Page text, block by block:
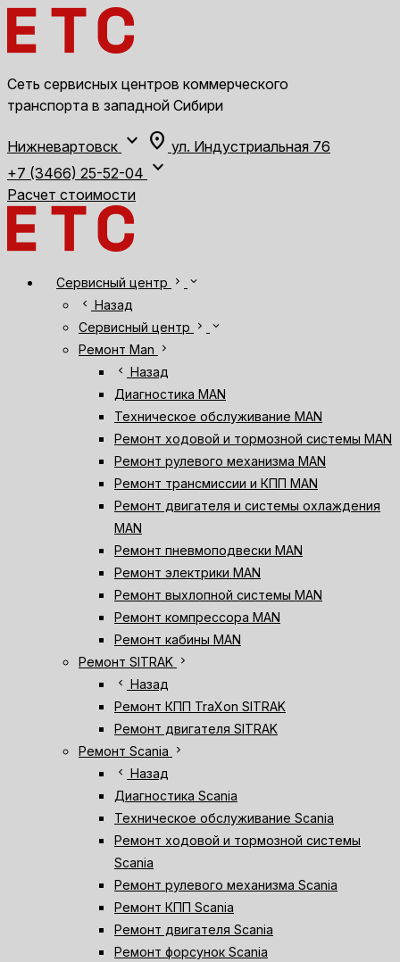
Сеть сервисных центров коммерческого
транспорта в западной Сибири
Нижневартовск expand_more location_on ул. Индустриальная 76
+7 (3466) 25-52-04 expand_more
Расчет стоимости
Сервисный центр chevron_right
expand_more
chevron_left Назад
Сервисный центр
chevron_right expand_more
Ремонт Man
chevron_right
chevron_left Назад
Диагностика MAN
Техническое обслуживание MAN
Ремонт ходовой и тормозной системы MAN
Ремонт рулевого механизма MAN
Ремонт трансмиссии и КПП MAN
Ремонт двигателя и системы охлаждения
MAN
Ремонт пневмоподвески MAN
Ремонт электрики MAN
Ремонт выхлопной системы MAN
Ремонт компрессора MAN
Ремонт кабины MAN
Ремонт SITRAK chevron_right
chevron_left Назад
Ремонт КПП TraXon SITRAK
Ремонт двигателя SITRAK
Ремонт Scania
chevron_right
chevron_left Назад
Диагностика Scania
Техническое обслуживание Scania
Ремонт ходовой и тормозной системы
Scania
Ремонт рулевого механизма Scania
Ремонт КПП Scania
Ремонт двигателя Scania
Ремонт форсунок Scania